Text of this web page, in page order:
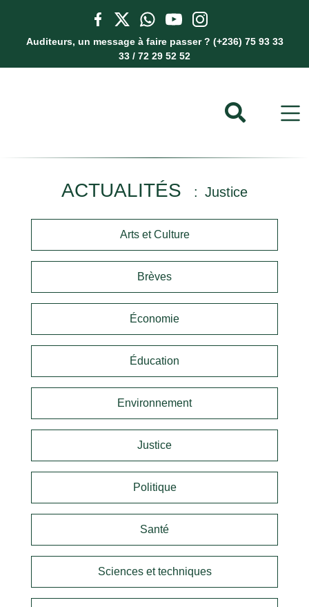
Auditeurs, un message à faire passer ? (+236) 75 93 33
33 / 72 29 52 52
ACTUALITÉS Justice
Arts et Culture
Brèves
Économie
Éducation
Environnement
Justice
Politique
Santé
Sciences et techniques